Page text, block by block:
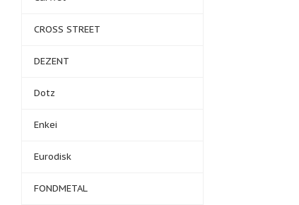
CROSS STREET
DEZENT
Dotz
Enkei
Eurodisk
FONDMETAL